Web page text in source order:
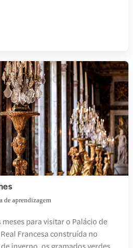
de aprendizagem
para visitar o Palácio de
Francesa construída no
de inverno, os gramados verdes